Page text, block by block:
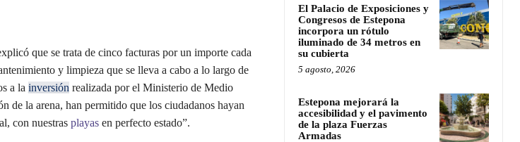
que se trata de cinco facturas por un importe cada
y limpieza que se lleva a cabo a lo largo de
a la inversión realizada por el Ministerio de Medio
de la arena, han permitido que los ciudadanos hayan
con nuestras playasen perfecto estado”.
El Palacio de Exposiciones y
Congresos de Estepona
incorpora un rótulo
iluminado de 34 metros en
su cubierta
5 agosto, 2026
Estepona mejorará la
accesibilidad y el pavimento
de la plaza Fuerzas
Armadas